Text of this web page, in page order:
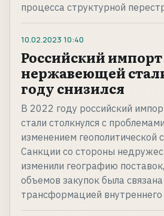
процесса структурной
10.02.2023 10:40
Российский импорт
нержавеющей
году снизился
В 2022 году российский
стали столкнулся с
изменением геополитической
Санкции со стороны
изменили географию
объемов закупок была связана
трансформацией